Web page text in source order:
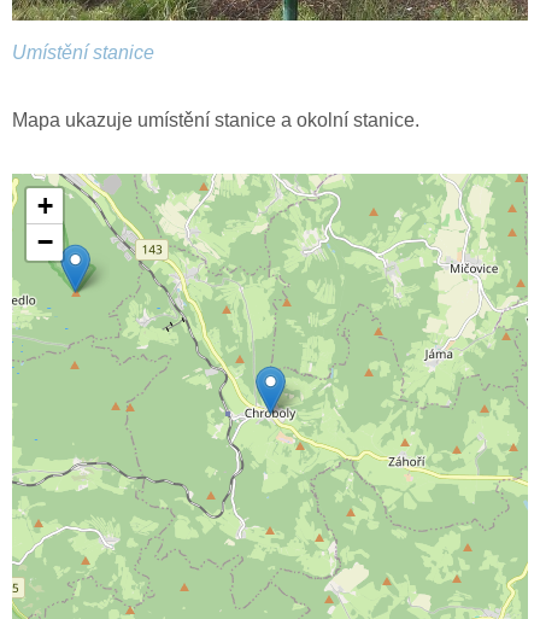
Umístění stanice
Mapa ukazuje umístění stanice a okolní stanice.
+
−